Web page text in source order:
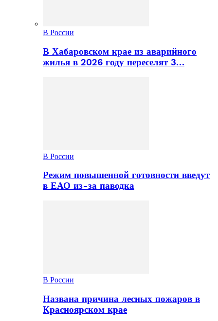
В России
В Хабаровском крае из аварийного
жилья в 2026 году переселят 3…
В России
Режим повышенной готовности введут
в ЕАО из-за паводка
В России
Названа причина лесных пожаров в
Красноярском крае